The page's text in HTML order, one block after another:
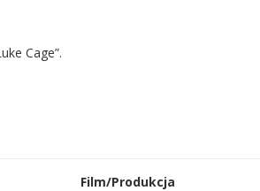
Cage”.
Film/Produkcja